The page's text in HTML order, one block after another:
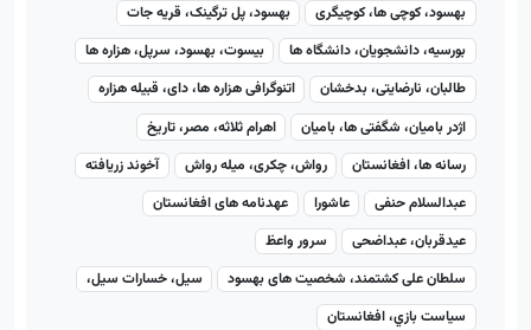
بهسود، کوچی ها، کوچیگری
بهسود، پل ترگینک، قریه جات
بورسیه، دانشجویان، دانشگاه ها
بیسوت، بهسود، سرپل، هزاره ها
طالبان، نارضایتی، بدخشان
اتنوگرافی هزاره ها، دای، قبیله هزاره
اژدر بامیان، شگفتی ها، بامیان
اهرام ثلاثه، مصر، تاریخ
رسانه ها، افغانستان
رواش، چکری، میله رواش
آخوند زریافته
عبدالسلام حنفی
عاشورا
عهدنامه های افغانستان
عیدقربان، عبداضحی
سرور واعظ
سلطان علی کشتمند، شخصیت های بهسود
سیل، خسارات سیل،
سياست بازي، افغانستان